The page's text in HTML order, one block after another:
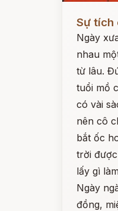
Sự tích
Ngày
nhau
từ lâu.
tuổi mồ
có vài
nên cô
bắt ốc
trời
lấy gì
Ngày
đồng,